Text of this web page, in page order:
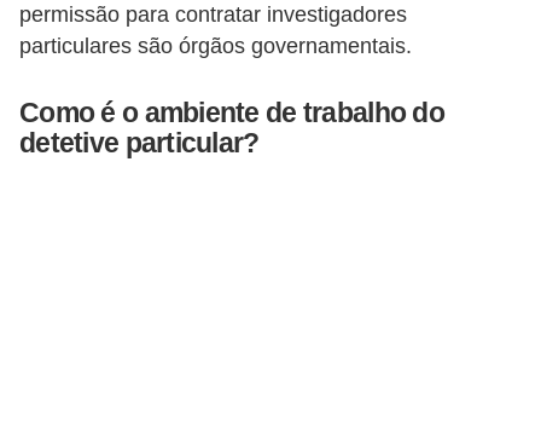
permissão para contratar investigadores
particulares são órgãos governamentais.
Como é o ambiente de trabalho do
detetive particular?